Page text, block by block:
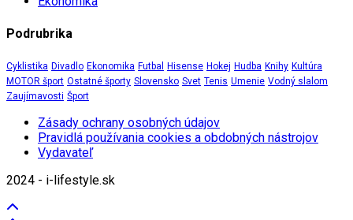
Podrubrika
Cyklistika Divadlo Ekonomika Futbal Hisense Hokej Hudba Knihy Kultúra
MOTOR šport Ostatné športy Slovensko Svet Tenis Umenie Vodný slalom
Zaujímavosti Šport
Zásady ochrany osobných údajov
Pravidlá používania cookies a obdobných nástrojov
Vydavateľ
2024 - i-lifestyle.sk